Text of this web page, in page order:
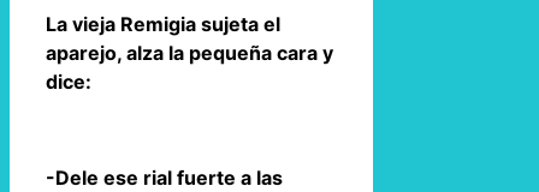
La vieja Remigia sujeta el
aparejo, alza la pequeña cara y
dice:
-Dele ese rial fuerte a las